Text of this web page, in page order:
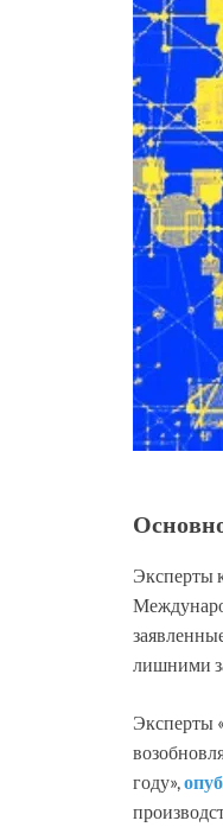
Эксперты
лишними
Эксперты
году»,